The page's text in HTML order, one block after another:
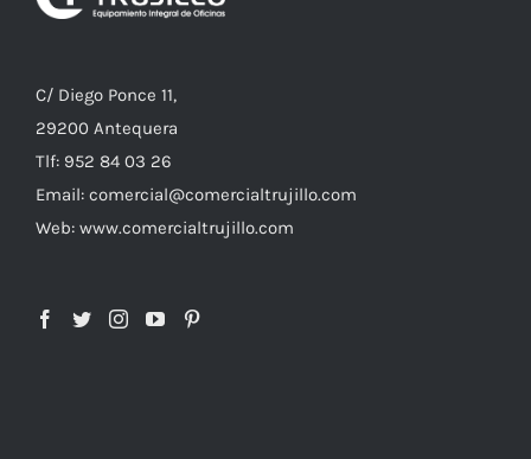
C/ Diego Ponce 11,
29200 Antequera
Tlf: 952 84 03 26
Email: comercial@comercialtrujillo.com
Web: www.comercialtrujillo.com